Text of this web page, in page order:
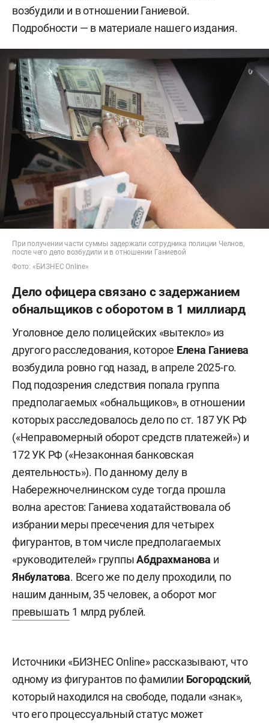
возбудили и в отношении Ганиевой.
Подробности — в материале нашего издания.
При получении части суммы задержали сотрудника полиции Челнов,
после чего дело возбудили и в отношении Ганиевой
Фото: «БИЗНЕС Online»
Дело офицера связано с задержанием
обнальщиков с оборотом в 1 миллиард
Уголовное дело полицейских «вытекло» из
другого расследования, которое Елена Ганиева
возбудила ровно год назад, в апреле 2025-го.
Под подозрения следствия попала группа
предполагаемых «обнальщиков», в отношении
которых расследовалось дело по ст. 187 УК РФ
(«Неправомерный оборот средств платежей») и
172 УК РФ («Незаконная банковская
деятельность»). По данному делу в
Набережночелнинском суде тогда прошла
волна арестов: Ганиева ходатайствовала об
избрании меры пресечения для четырех
фигурантов, в том числе предполагаемых
«руководителей» группыАбдрахманова и
Янбулатова. Всего же по делу проходили, по
нашим данным, 35 человек, а оборот мог
превышать 1 млрд рублей.
Источники «БИЗНЕС Online» рассказывают, что
одному из фигурантов по фамилии Богородский,
который находился на свободе, подали «знак»,
что его процессуальный статус может